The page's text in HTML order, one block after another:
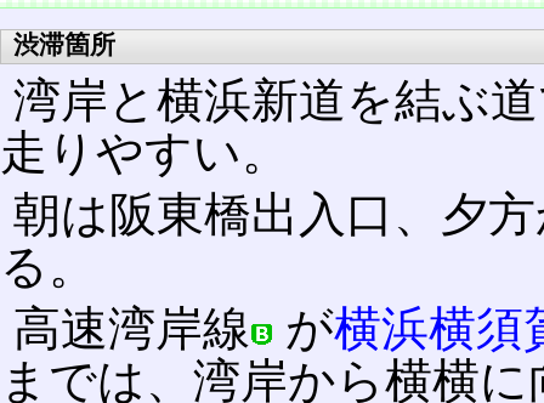
渋滞箇所
湾岸と横浜新道を結ぶ
走りやすい。
朝は阪東橋出入口、夕
る。
高速湾岸線
が横浜横須
までは、湾岸から横横